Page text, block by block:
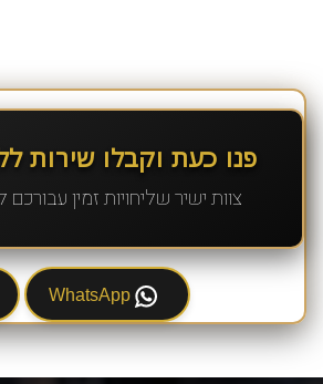
פנו כעת וקבלו שירות
צוות ישיר שליחויות זמין עבורכם